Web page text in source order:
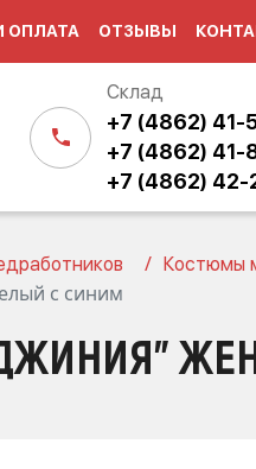
ОПЛАТА ОТЗЫВЫ
Склад
+7 (4862) 41-
+7 (4862) 41-
+7 (4862) 42-
Костюмы
с синим